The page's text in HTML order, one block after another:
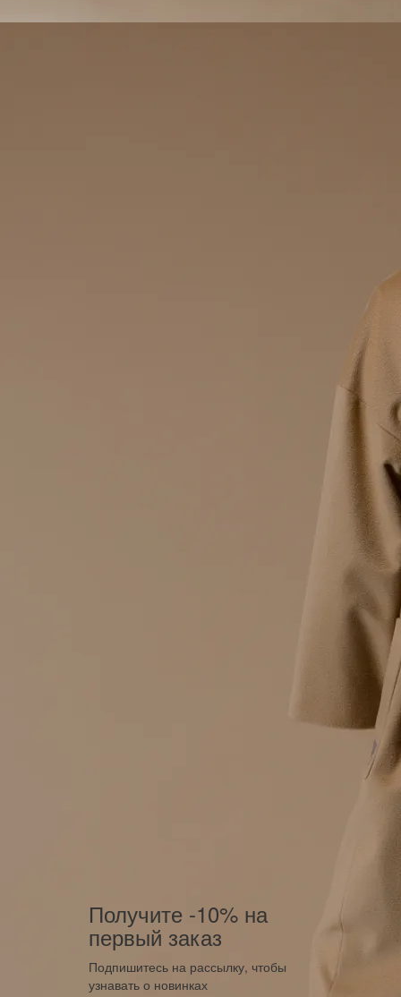
Получите -10% на
первый заказ
Подпишитесь на рассылку, чтобы
узнавать о новинках